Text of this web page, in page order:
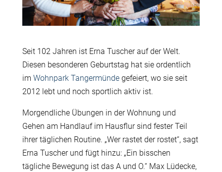
Seit 102 Jahren ist Erna Tuscher auf der Welt.
Diesen besonderen Geburtstag hat sie ordentlich
im Wohnpark Tangermündegefeiert, wo sie seit
2012 lebt und noch sportlich aktiv ist.
Morgendliche Übungen in der Wohnung und
Gehen am Handlauf im Hausflur sind fester Teil
ihrer täglichen Routine. „Wer rastet der rostet“, sagt
Erna Tuscher und fügt hinzu: „Ein bisschen
tägliche Bewegung ist das A und O.“ Max Lüdecke,